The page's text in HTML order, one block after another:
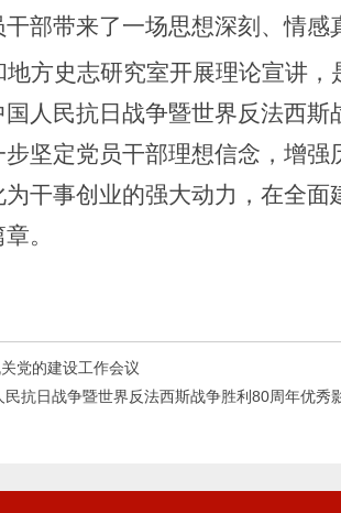
部带来了一场思想深刻、情感
地方史志研究室开展理论宣讲，
国人民抗日战争暨世界反法西斯
步坚定党员干部理想信念 ， 增强
干事创业的强大动力，在全面
章。
党的建设工作会议
抗日战争暨世界反法西斯战争胜利80周年优秀